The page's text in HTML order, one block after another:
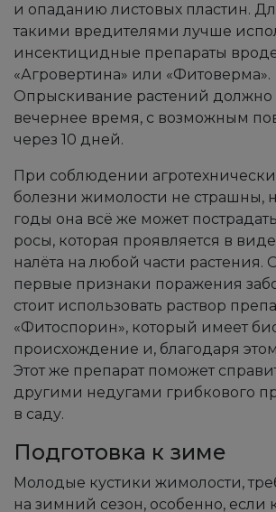
и опаданию листовых пластин.
такими вредителями лучше
инсектицидные препараты
«Агровертина» или «Фитоверма».
Опрыскивание растений должно
вечернее время, с возможным
через 10 дней.
При соблюдении
болезни жимолости не страшны,
годы она всё же может
росы, которая проявляется в
налёта на любой части растения.
первые признаки поражения
стоит использовать раствор
«Фитоспорин», который имеет
происхождение и, благодаря
Этот же препарат поможет
другими недугами грибкового
в саду.
Подготовка к зиме
Молодые кустики жимолости,
на зимний сезон, особенно, если